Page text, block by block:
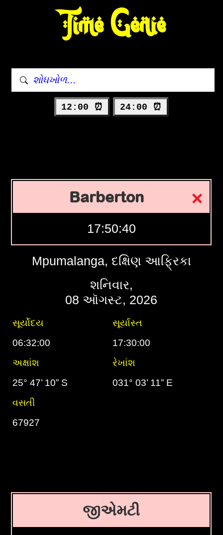
Time Genie
12:00 ⏰ 24:00 ⏰
Barberton
17:50:41
Mpumalanga, દક્ષિણ આફ્રિકા
શનિવાર,
08 ઑગસ્ટ, 2026
સૂર્યોદય
સૂર્યાસ્ત
06:32:00
17:30:00
અક્ષાંશ
રેખાંશ
25° 47’ 10” S
031° 03’ 11” E
વસતી
67927
જીએમટી